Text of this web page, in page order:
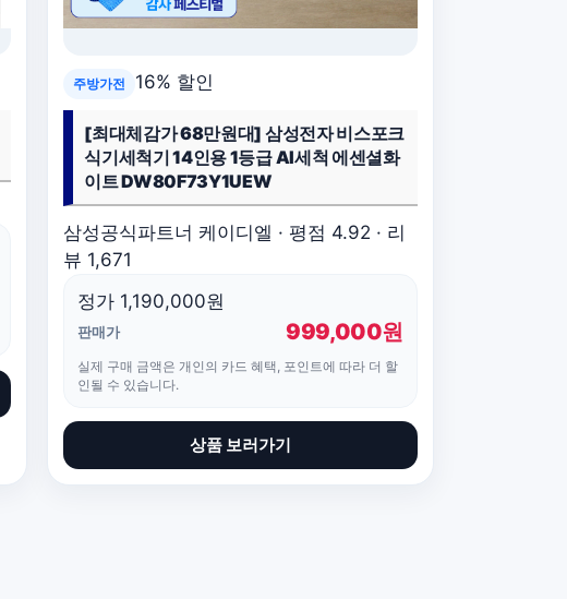
주방가전 16% 할인
[최대체감가 68만원대] 삼성전자 비스포크
식기세척기 14인용 1등급 AI세척 에센셜화
이트 DW80F73Y1UEW
삼성공식파트너 케이디엘 · 평점 4.92 · 리
뷰 1,671
정가 1,190,000원
판매가 999,000원
실제 구매 금액은 개인의 카드 혜택, 포인트에 따라 더 할
인될 수 있습니다.
상품 보러가기